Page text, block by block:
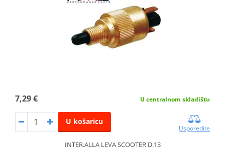
7,29 € U centralnom skladištu
U košaricu
Usporedite
INTER.ALLA LEVA SCOOTER D.13